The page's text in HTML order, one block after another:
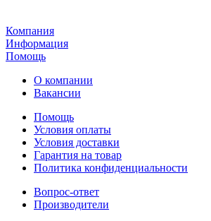
Компания
Информация
Помощь
О компании
Вакансии
Помощь
Условия оплаты
Условия доставки
Гарантия на товар
Политика конфиденциальности
Вопрос-ответ
Производители